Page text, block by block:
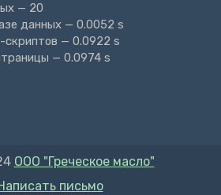
— 20
данных — 0.0052 s
скриптов — 0.0922 s
— 0.0974 s
ООО "Греческое масло"
письмо